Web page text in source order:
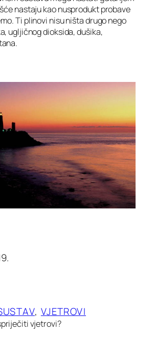
nastaju kao nusprodukt probave
Ti plinovi nisu ništa drugo nego
ugljičnog dioksida, dušika,
, VJETROVI
vjetrovi?